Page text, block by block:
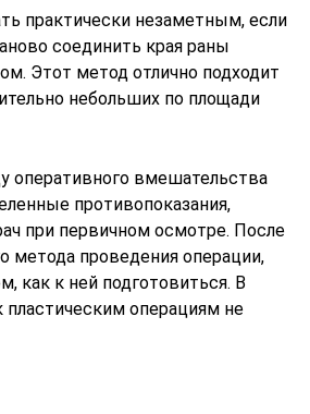
практически незаметным, если
соединить края раны
Этот метод отлично подходит
небольших по площади
оперативного вмешательства
противопоказания,
при первичном осмотре. После
метода проведения операции,
как к ней подготовиться. В
пластическим операциям не